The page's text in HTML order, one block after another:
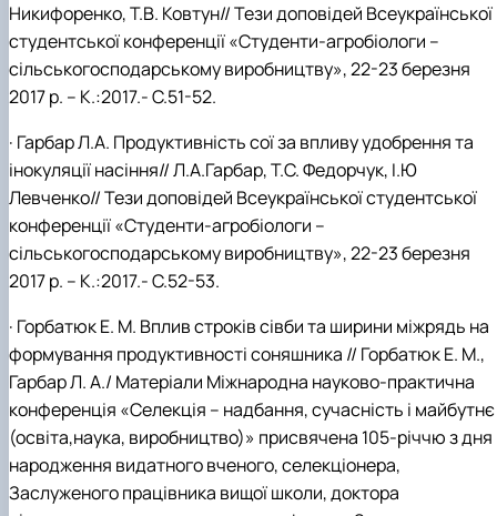
Никифоренко, Т.В. Ковтун// Тези доповідей Всеукраїнської
студентської конференції «Студенти-агробіологи –
сільськогосподарському виробництву», 22-23 березня
2017 р. – К.:2017.- С.51-52.
· Гарбар Л.А. Продуктивність сої за впливу удобрення та
інокуляції насіння// Л.А.Гарбар, Т.С. Федорчук, І.Ю
Левченко// Тези доповідей Всеукраїнської студентської
конференції «Студенти-агробіологи –
сільськогосподарському виробництву», 22-23 березня
2017 р. – К.:2017.- С.52-53.
· Горбатюк Е. М. Вплив строків сівби та ширини міжрядь на
формування продуктивності соняшника // Горбатюк Е. М.,
Гарбар Л. А./ Матеріали Міжнародна науково-практична
конференція «Селекція – надбання, сучасність і майбутнє
(освіта,наука, виробництво)» присвячена 105-річчю з дня
народження видатного вченого, селекціонера,
Заслуженого працівника вищої школи, доктора